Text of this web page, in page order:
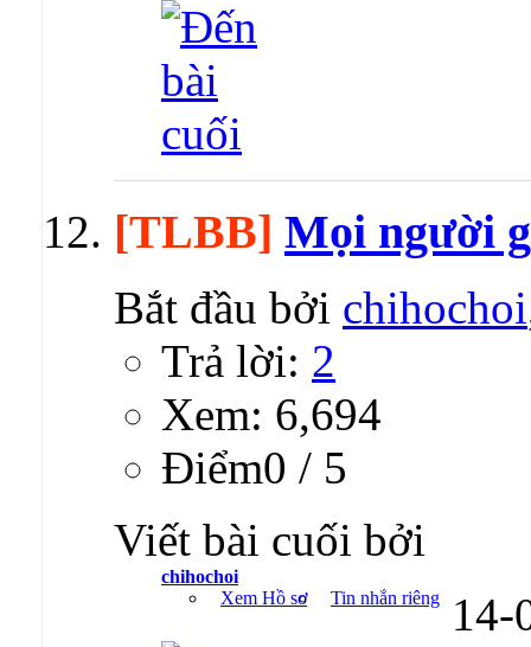
[TLBB] Mọi người
Bắt đầu bởi chihochoi
Trả lời: 2
Xem: 6,694
Ðiểm0 / 5
Viết bài cuối bởi
chihochoi
Xem Hồ sơ
Tin nhắn riêng